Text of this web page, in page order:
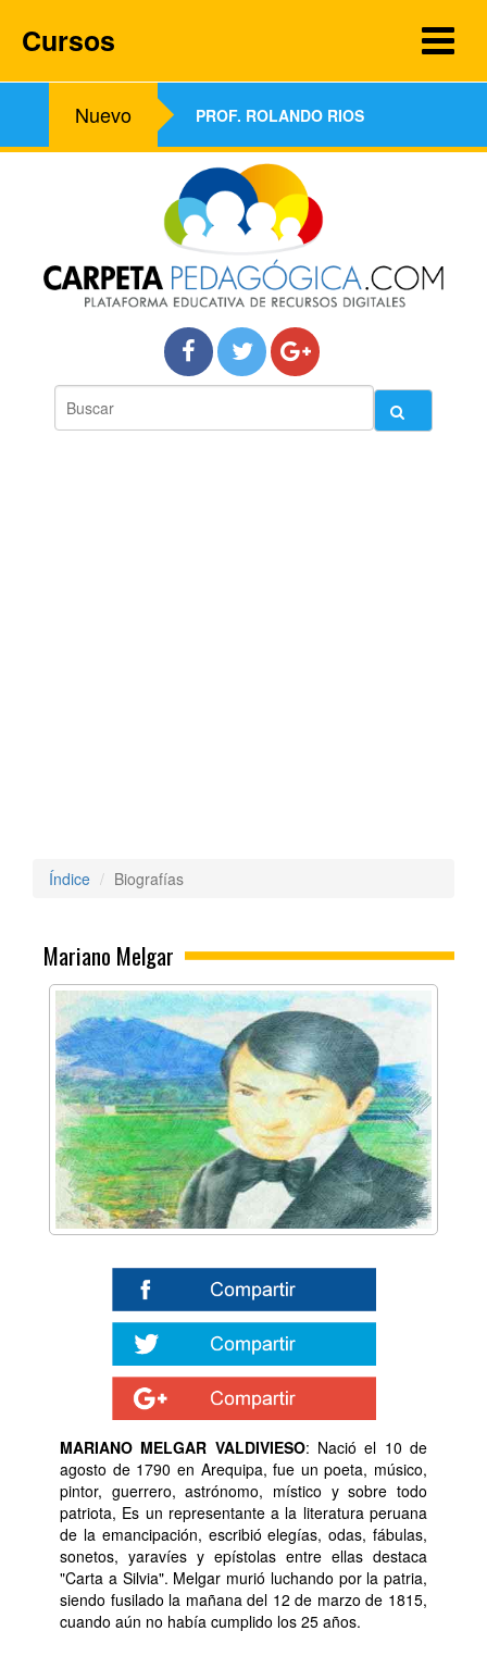
Nuevo PROF. ROLANDO RIOS
Cursos
Índice Biografías
Mariano Melgar
MARIANO MELGAR VALDIVIESO: Nació el 10 de
agosto de 1790 en Arequipa, fue un poeta, músico,
pintor, guerrero, astrónomo, místico y sobre todo
patriota, Es un representante a la literatura peruana
de la emancipación, escribió elegías, odas, fábulas,
sonetos, yaravíes y epístolas entre ellas destaca
"Carta a Silvia". Melgar murió luchando por la patria,
siendo fusilado la mañana del 12 de marzo de 1815,
cuando aún no había cumplido los 25 años.